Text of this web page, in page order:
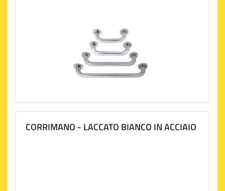
CORRIMANO - LACCATO BIANCO IN ACCIAIO